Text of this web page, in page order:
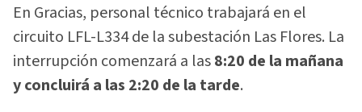
En Gracias, personal técnico trabajará en el
circuito LFL-L334 de la subestación Las Flores. La
interrupción comenzará a las8:20 de la mañana
y concluirá a las 2:20 de la tarde.